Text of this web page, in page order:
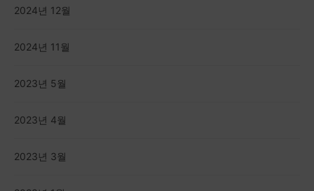
2024년 12월
2024년 11월
2023년 5월
2023년 4월
2023년 3월